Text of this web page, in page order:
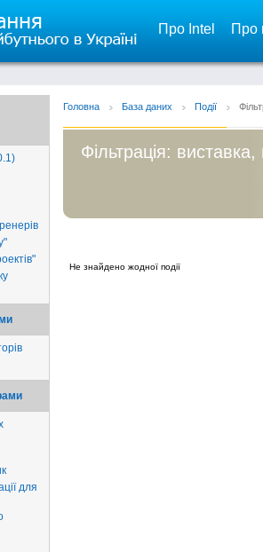
Про Intel Про
для
Головна База даних Події
Фільтрація:
Не знайдено жодної події